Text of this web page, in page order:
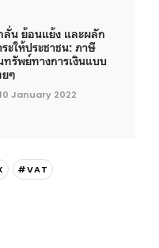
ลั่น ย้อนแย้ง และผลัก
ะให้ประชาชน: ภาษี
ทรัพย์ทางการเงินแบบ
ๆ
10 January 2022
#VAT